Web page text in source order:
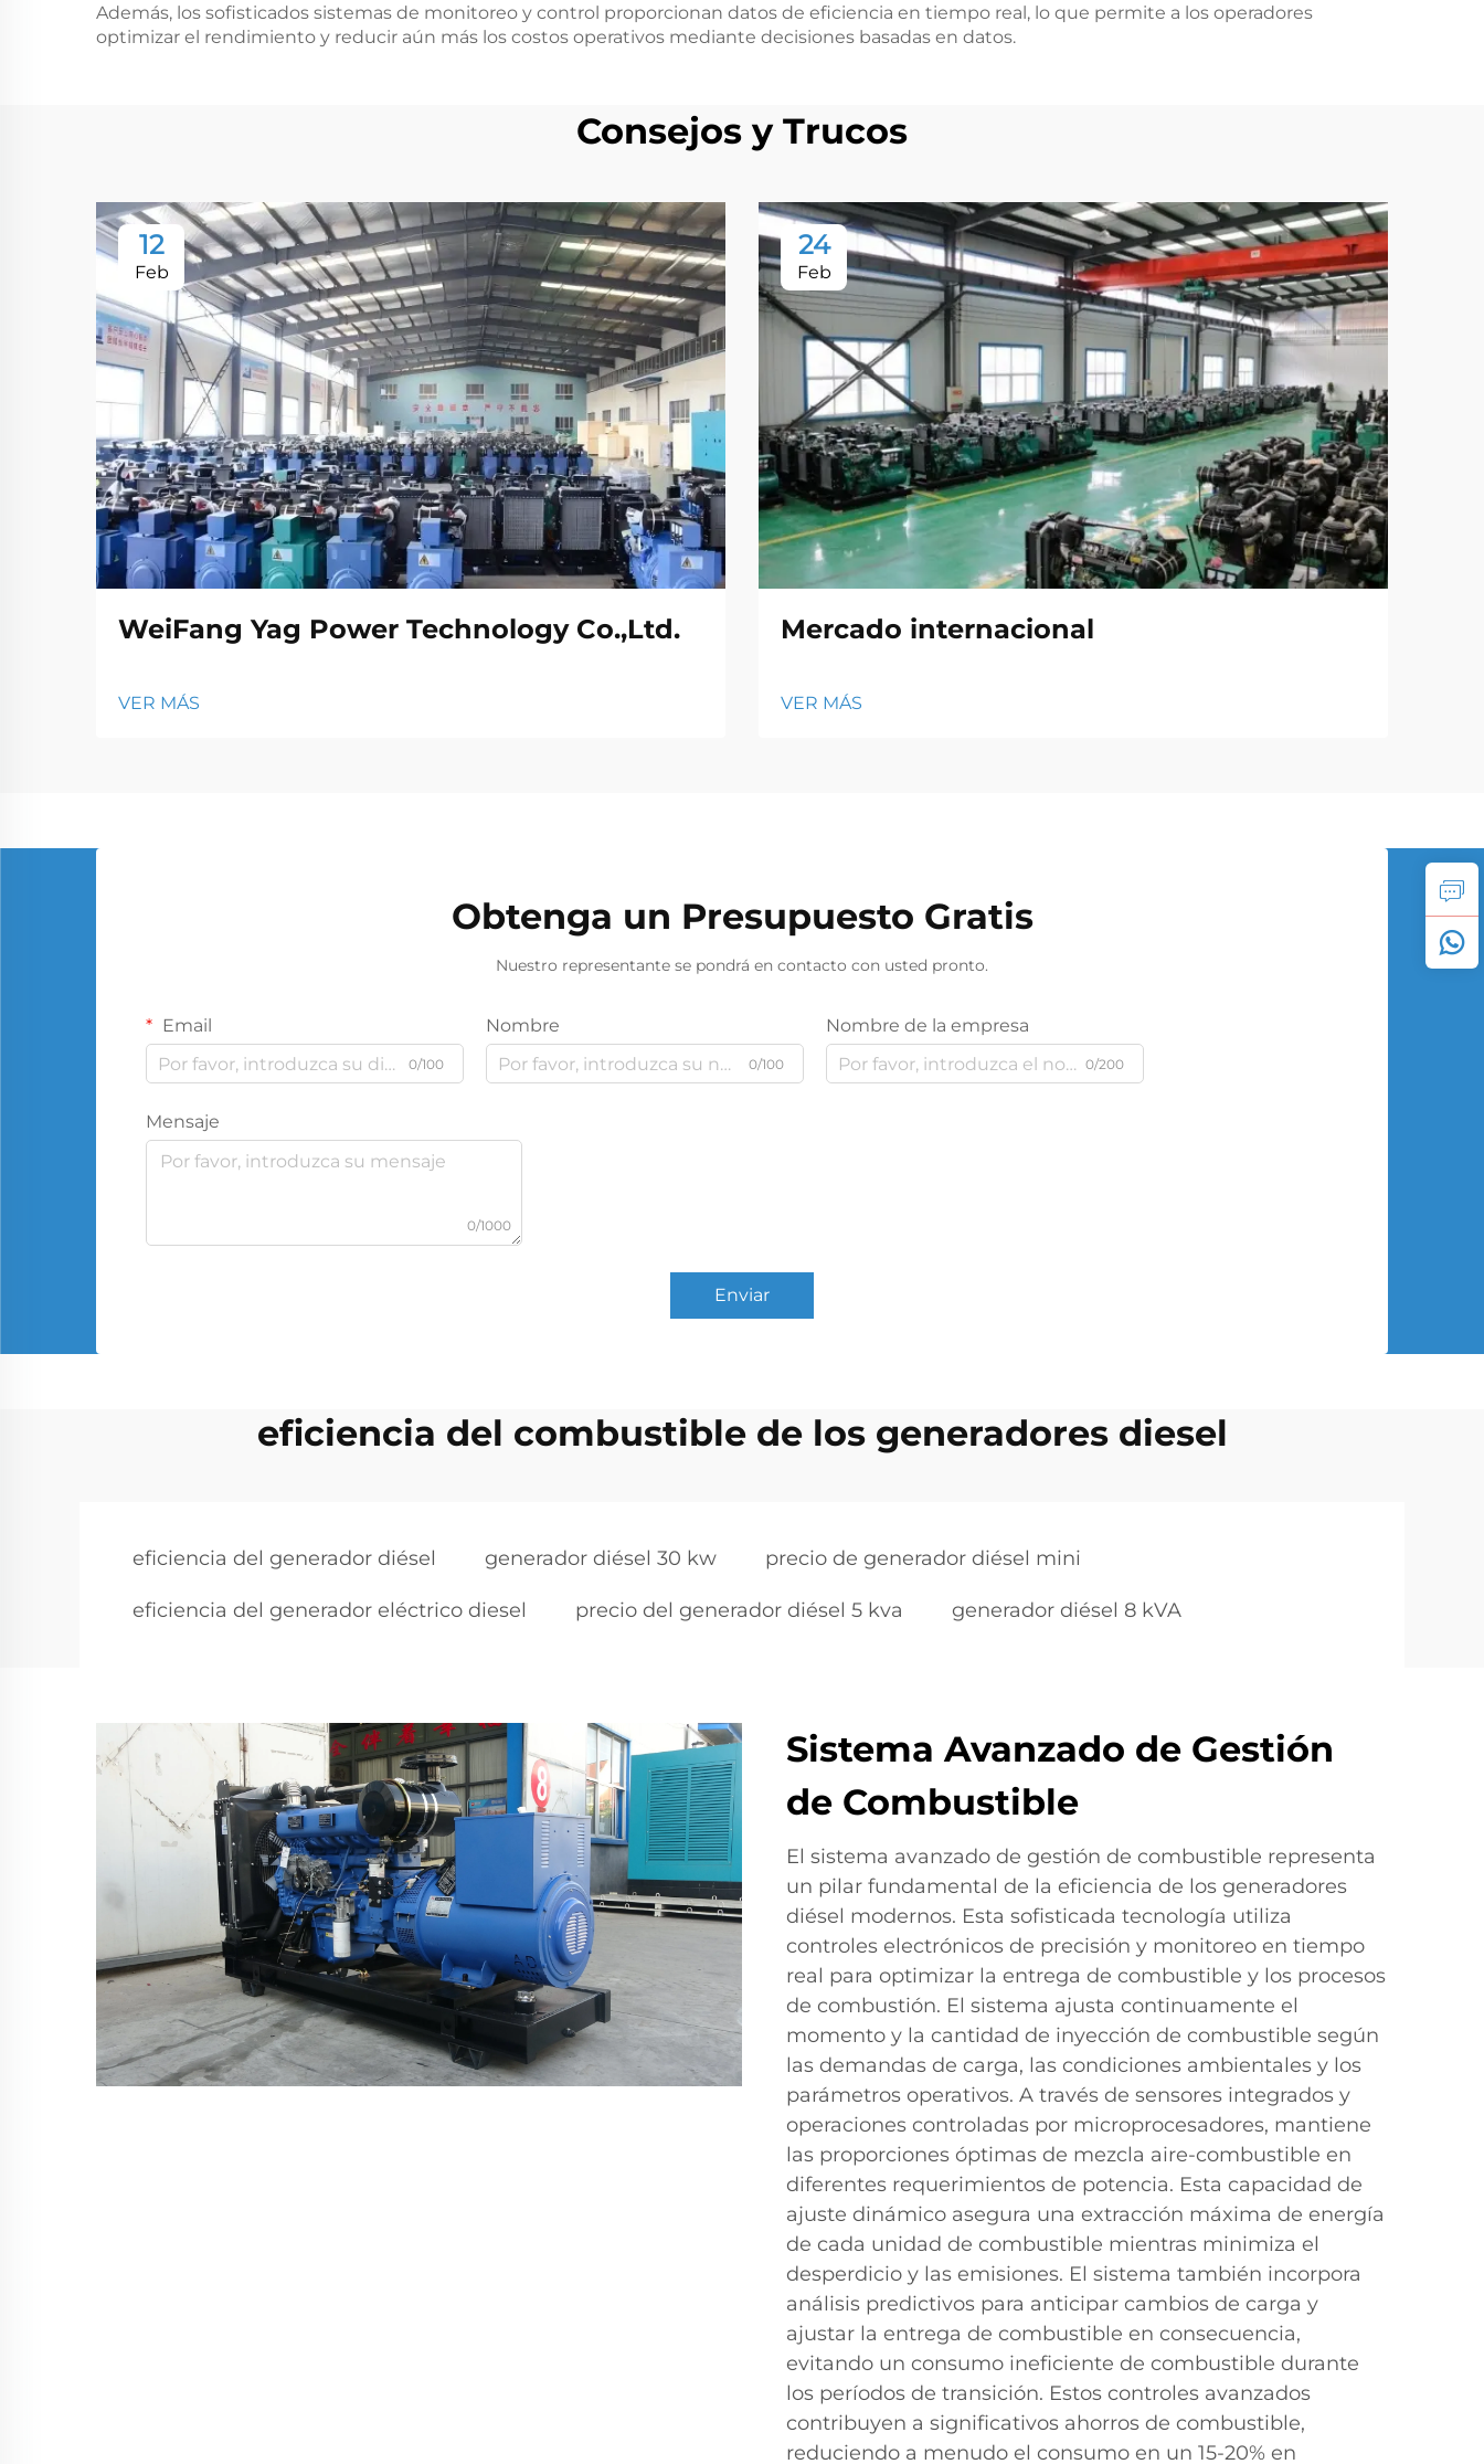
Además, los sofisticados sistemas de monitoreo y control proporcionan datos de eficiencia en tiempo real, lo que permite a los operadores
optimizar el rendimiento y reducir aún más los costos operativos mediante decisiones basadas en datos.
Consejos y Trucos
12
Feb
WeiFang Yag Power Technology Co.,Ltd.
VER MÁS
24
Feb
Mercado internacional
VER MÁS
Obtenga un Presupuesto Gratis
Nuestro representante se pondrá en contacto con usted pronto.
Email
0/100
Nombre
0/100
Nombre de la empresa
0/200
Mensaje
0/1000
Enviar
eficiencia del combustible de los generadores diesel
eficiencia del generador diésel generador diésel 30 kw precio de generador diésel mini
eficiencia del generador eléctrico diesel precio del generador diésel 5 kva generador diésel 8 kVA
Sistema Avanzado de Gestión
de Combustible
El sistema avanzado de gestión de combustible representa
un pilar fundamental de la eficiencia de los generadores
diésel modernos. Esta sofisticada tecnología utiliza
controles electrónicos de precisión y monitoreo en tiempo
real para optimizar la entrega de combustible y los procesos
de combustión. El sistema ajusta continuamente el
momento y la cantidad de inyección de combustible según
las demandas de carga, las condiciones ambientales y los
parámetros operativos. A través de sensores integrados y
operaciones controladas por microprocesadores, mantiene
las proporciones óptimas de mezcla aire-combustible en
diferentes requerimientos de potencia. Esta capacidad de
ajuste dinámico asegura una extracción máxima de energía
de cada unidad de combustible mientras minimiza el
desperdicio y las emisiones. El sistema también incorpora
análisis predictivos para anticipar cambios de carga y
ajustar la entrega de combustible en consecuencia,
evitando un consumo ineficiente de combustible durante
los períodos de transición. Estos controles avanzados
contribuyen a significativos ahorros de combustible,
reduciendo a menudo el consumo en un 15-20% en